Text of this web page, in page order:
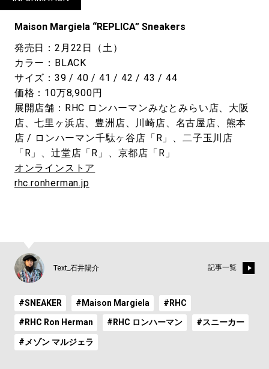
Maison Margiela “REPLICA” Sneakers
発売日：2月22日（土）
カラー：BLACK
サイズ：39 / 40 / 41 / 42 / 43 / 44
価格：10万8,900円
展開店舗：RHC ロンハーマンみなとみらい店、大阪
店、七里ヶ浜店、豊洲店、川崎店、名古屋店、熊本
店 / ロンハーマン千駄ヶ谷店「R」、二子玉川店
「R」、辻堂店「R」、京都店「R」
オンラインストア
rhc.ronherman.jp
Text_石井陽介 記事一覧
#SNEAKER #Maison Margiela #RHC
#RHC Ron Herman #RHC ロンハーマン #スニーカー
#メゾン マルジェラ